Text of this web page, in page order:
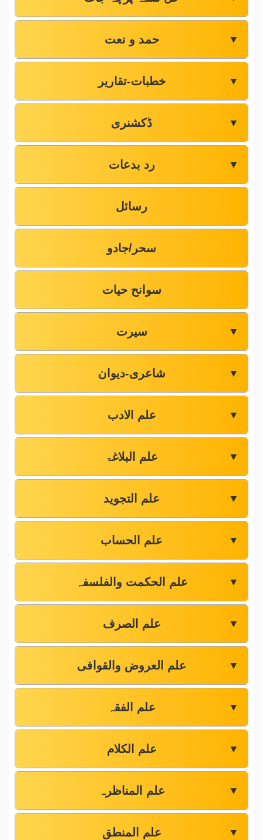
حمد و نعت ▼
خطبات-تقاریر ▼
ڈکشنری ▼
رد بدعات ▼
رسائل
سحر/جادو
سوانح حیات
سیرت ▼
شاعری-دیوان ▼
علم الادب ▼
علم البلاغۃ ▼
علم التجوید ▼
علم الحساب ▼
علم الحکمت والفلسفہ ▼
علم الصرف ▼
علم العروض والقوافی ▼
علم الفقہ ▼
علم الکلام ▼
علم المناظرہ ▼
علم المنطق ▼